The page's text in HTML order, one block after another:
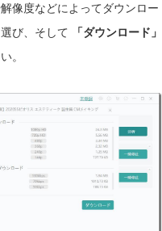
像度などによってダウンロー
び、そして
「ダウンロード」
。